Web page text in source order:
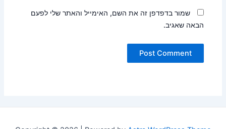
שמור בדפדפן זה את השם, האימייל והאתר שלי לפעם
הבאה שאגיב.